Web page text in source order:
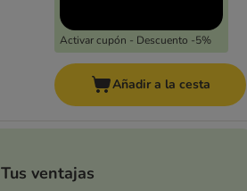
Activar cupón - Descuento -5%
Añadir a la cesta
Tus ventajas